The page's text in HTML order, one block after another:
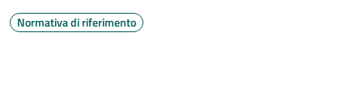
Normativa di riferimento